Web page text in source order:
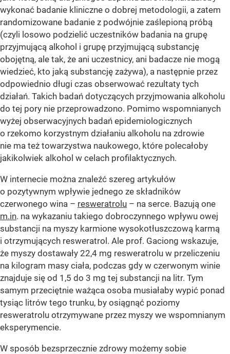
wykonać badanie kliniczne o dobrej metodologii, a zatem
randomizowane badanie z podwójnie zaślepioną próbą
(czyli losowo podzielić uczestników badania na grupę
przyjmującą alkohol i grupę przyjmującą substancję
obojętną, ale tak, że ani uczestnicy, ani badacze nie mogą
wiedzieć, kto jaką substancję zażywa), a następnie przez
odpowiednio długi czas obserwować rezultaty tych
działań. Takich badań dotyczących przyjmowania alkoholu
do tej pory nie przeprowadzono. Pomimo wspomnianych
wyżej obserwacyjnych badań epidemiologicznych
o rzekomo korzystnym działaniu alkoholu na zdrowie
nie ma też towarzystwa naukowego, które polecałoby
jakikolwiek alkohol w celach profilaktycznych.
W internecie można znaleźć szereg artykułów
o pozytywnym wpływie jednego ze składników
czerwonego wina – resweratrolu – na serce. Bazują one
m.in. na wykazaniu takiego dobroczynnego wpływu owej
substancji na myszy karmione wysokotłuszczową karmą
i otrzymujących resweratrol. Ale prof. Gaciong wskazuje,
że myszy dostawały 22,4 mg resweratrolu w przeliczeniu
na kilogram masy ciała, podczas gdy w czerwonym winie
znajduje się od 1,5 do 3 mg tej substancji na litr. Tym
samym przeciętnie ważąca osoba musiałaby wypić ponad
tysiąc litrów tego trunku, by osiągnąć poziomy
resweratrolu otrzymywane przez myszy we wspomnianym
eksperymencie.
W sposób bezsprzecznie zdrowy możemy sobie